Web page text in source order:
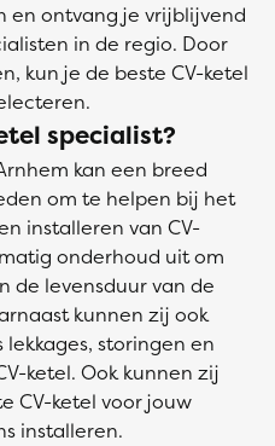
en ontvang je vrijblijvend
in de regio. Door
kun je de beste CV-ketel
specialist?
kan een breed
om te helpen bij het
installeren van CV-
onderhoud uit om
de levensduur van de
kunnen zij ook
storingen en
ketel. Ook kunnen zij
CV-ketel voor jouw
installeren.